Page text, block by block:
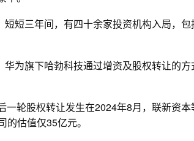
短三年间，有四十余家投资机构入局，
为旗下哈勃科技通过增资及股权转让的
轮股权转让发生在2024年8月，联新资
估值仅35亿元。